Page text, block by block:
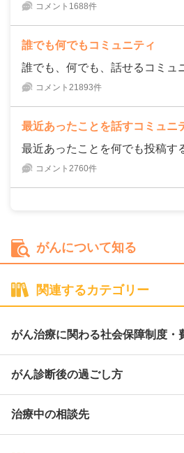
コメント1688件
誰でも何でもコミュニティ
誰でも、何でも、話せるコミュ
コメント21893件
最近あったことを話すコミュニ
最近あったことを何でも投稿す
コメント2760件
がんについて知る
関連するカテゴリー
がん治療に関わる社会保障制度・
がん診断後の過ごし方
治療中の相談先